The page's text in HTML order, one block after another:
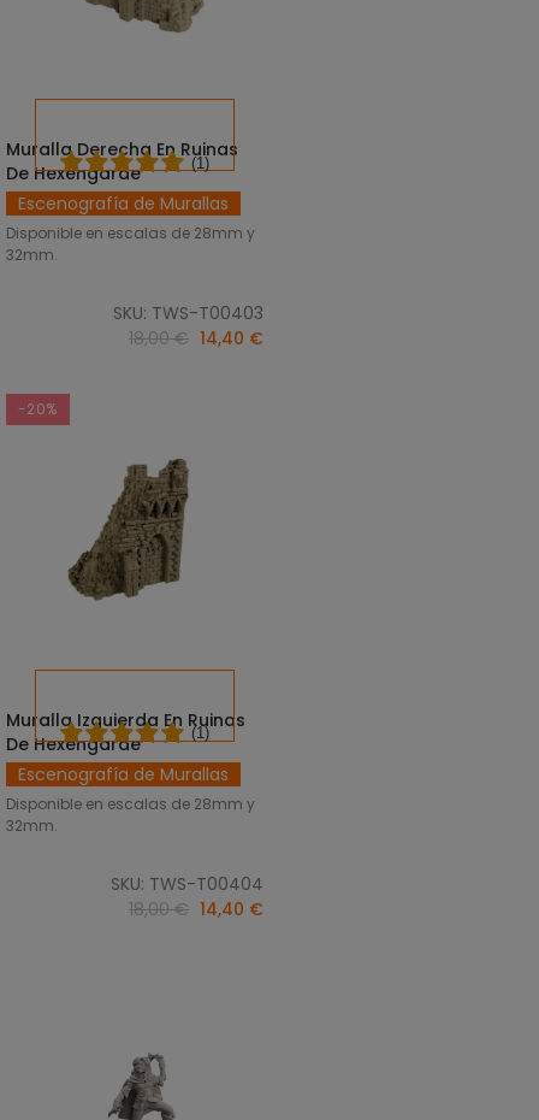
SELECCIONAR OPCIONES
Muralla Derecha En Ruinas
De Hexengarde
Escenografía de Murallas
Disponible en escalas de 28mm y
32mm.
SKU: TWS-T00403
(1)
18,00 € 14,40 €
-20%
SELECCIONAR OPCIONES
Muralla Izquierda En Ruinas
De Hexengarde
Escenografía de Murallas
Disponible en escalas de 28mm y
32mm.
SKU: TWS-T00404
(1)
18,00 € 14,40 €